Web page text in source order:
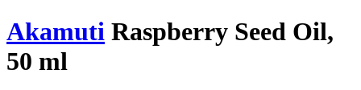
Akamuti Raspberry Seed Oil,
50 ml